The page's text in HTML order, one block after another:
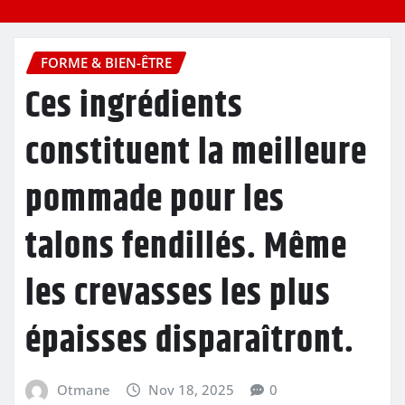
FORME & BIEN-ÊTRE
Ces ingrédients
constituent la meilleure
pommade pour les
talons fendillés. Même
les crevasses les plus
épaisses disparaîtront.
Otmane Nov 18, 2025 0